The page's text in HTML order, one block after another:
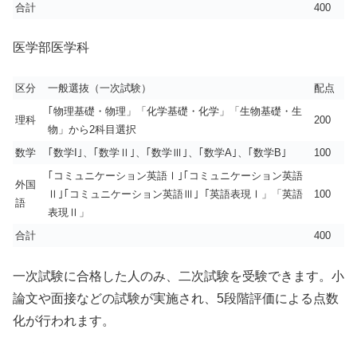
合計 400
医学部医学科
区分 一般選抜（一次試験） 配点
理科
｢物理基礎・物理」「化学基礎・化学」「生物基礎・生
物」から2科目選択
200
数学 ｢数学I｣、｢数学Ⅱ｣、｢数学Ⅲ｣、｢数学A｣、｢数学B｣ 100
外国
語
｢コミュニケーション英語Ⅰ｣｢コミュニケーション英語
Ⅱ｣｢コミュニケーション英語Ⅲ｣「英語表現Ⅰ」「英語
表現Ⅱ」
100
合計 400
一次試験に合格した人のみ、二次試験を受験できます。小
論文や面接などの試験が実施され、5段階評価による点数
化が行われます。